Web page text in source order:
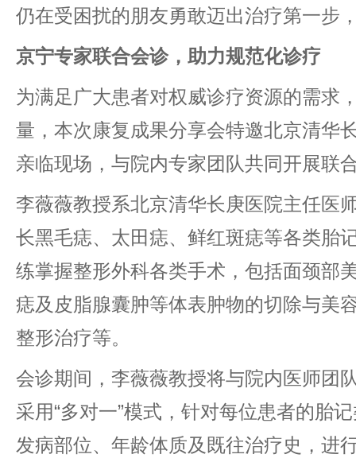
仍在受困扰的朋友勇敢迈出治疗第一步
京宁专家联合会诊，助力规范化诊疗
为满足广大患者对权威诊疗资源的需求
量，本次康复成果分享会特邀北京清华
亲临现场，与院内专家团队共同开展联
李薇薇教授系北京清华长庚医院主任医
长黑毛痣、太田痣、鲜红斑痣等各类胎
练掌握整形外科各类手术，包括面颈部
痣及皮脂腺囊肿等体表肿物的切除与美
整形治疗等。
会诊期间，李薇薇教授将与院内医师团
采用“多对一”模式，针对每位患者的胎
发病部位、年龄体质及既往治疗史，进